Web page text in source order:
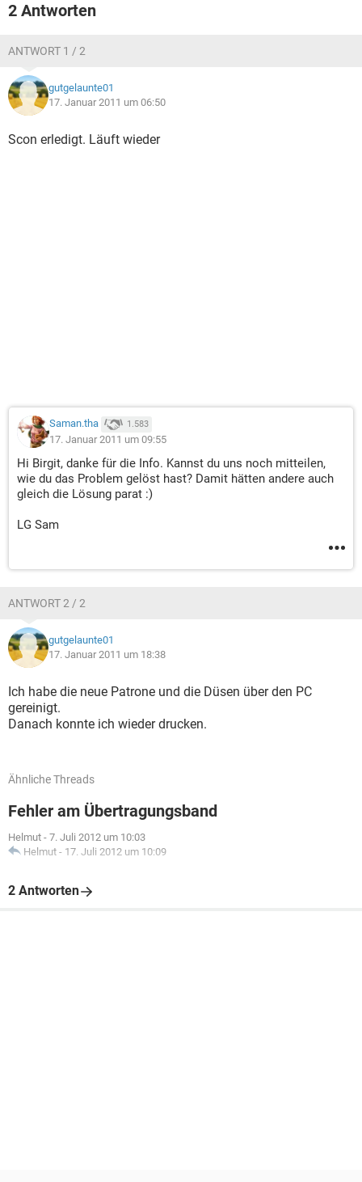
2 Antworten
ANTWORT 1 / 2
gutgelaunte01
17. Januar 2011 um 06:50
Scon erledigt. Läuft wieder
Saman.tha 1.583
17. Januar 2011 um 09:55
Hi Birgit, danke für die Info. Kannst du uns noch mitteilen,
wie du das Problem gelöst hast? Damit hätten andere auch
gleich die Lösung parat :)
LG Sam
ANTWORT 2 / 2
gutgelaunte01
17. Januar 2011 um 18:38
Ich habe die neue Patrone und die Düsen über den PC
gereinigt.
Danach konnte ich wieder drucken.
Ähnliche Threads
Fehler am Übertragungsband
Helmut - 7. Juli 2012 um 10:03
Helmut - 17. Juli 2012 um 10:09
2 Antworten